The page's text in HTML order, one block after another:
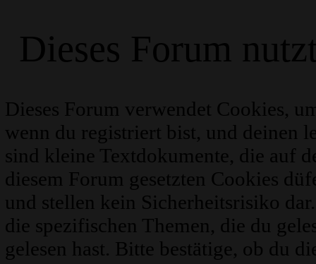
Dieses Forum
Dieses Forum verwendet Cookies,
wenn du registriert bist, und deinen
sind kleine Textdokumente, die auf
diesem Forum gesetzten Cookies
und stellen kein Sicherheitsrisiko
die spezifischen Themen, die du
gelesen hast. Bitte bestätige, ob du